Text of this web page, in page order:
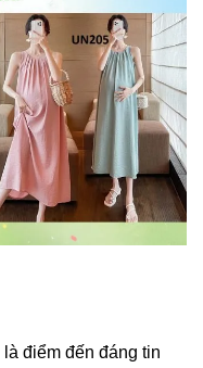
là điểm đến đáng tin